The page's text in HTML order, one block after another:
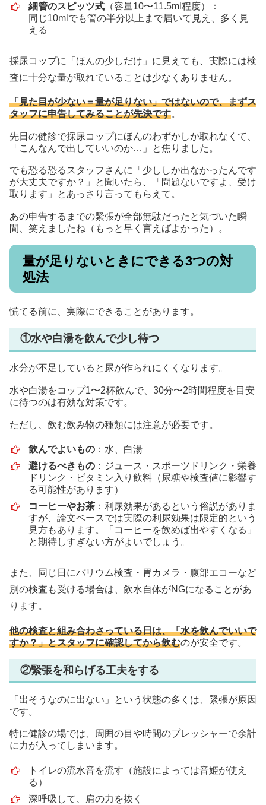
細管のスピッツ式 （容量10〜11.5ml程度）：
同じ10mlでも管の半分以上まで届いて見え、多く見
える
採尿コップに「ほんの少しだけ」に見えても、実際には検
査に十分な量が取れていることは少なくありません。
「見た目が少ない＝量が足りない」ではないので、まずス
タッフに申告してみることが先決です。
先日の健診で採尿コップにほんのわずかしか取れなくて、
「こんなんで出していいのか…」と焦りました。
でも恐る恐るスタッフさんに「少ししか出なかったんです
が大丈夫ですか？」と聞いたら、「問題ないですよ、受け
取ります」とあっさり言ってもらえて。
あの申告するまでの緊張が全部無駄だったと気づいた瞬
間、笑えましたね（もっと早く言えばよかった）。
量が足りないときにできる3つの対
処法
慌てる前に、実際にできることがあります。
①水や白湯を飲んで少し待つ
水分が不足していると尿が作られにくくなります。
水や白湯をコップ1〜2杯飲んで、30分〜2時間程度を目安
に待つのは有効な対策です。
ただし、飲む飲み物の種類には注意が必要です。
飲んでよいもの ：水、白湯
避けるべきもの ：ジュース・スポーツドリンク・栄養
ドリンク・ビタミン入り飲料（尿糖や検査値に影響す
る可能性があります）
コーヒーやお茶 ：利尿効果があるという俗説がありま
すが、論文ベースでは実際の利尿効果は限定的という
見方もあります。「コーヒーを飲めば出やすくなる」
と期待しすぎない方がよいでしょう。
また、同じ日にバリウム検査・胃カメラ・腹部エコーなど
別の検査も受ける場合は、飲水自体がNGになることがあ
ります。
他の検査と組み合わさっている日は、「水を飲んでいいで
すか？」とスタッフに確認してから飲むのが安全です。
②緊張を和らげる工夫をする
「出そうなのに出ない」という状態の多くは、緊張が原因
です。
特に健診の場では、周囲の目や時間のプレッシャーで余計
に力が入ってしまいます。
トイレの流水音を流す（施設によっては音姫が使え
る）
深呼吸して、肩の力を抜く